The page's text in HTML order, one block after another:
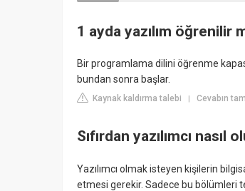
1 ayda yazılım öğrenilir
Bir programlama dilini öğrenme
bundan sonra başlar.
Kaynak kaldırma talebi | Cevabın
Sıfırdan yazılımcı nasıl
Yazılımcı olmak isteyen kişilerin
etmesi gerekir. Sadece bu bölümleri